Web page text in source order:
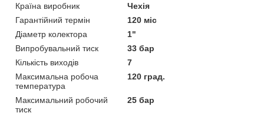
Країна виробник
Чехія
Гарантійний термін
120 міс
Діаметр колектора
1"
Випробувальний тиск
33 бар
Кількість виходів
7
Максимальна робоча
температура
120 град.
Максимальний робочий
тиск
25 бар